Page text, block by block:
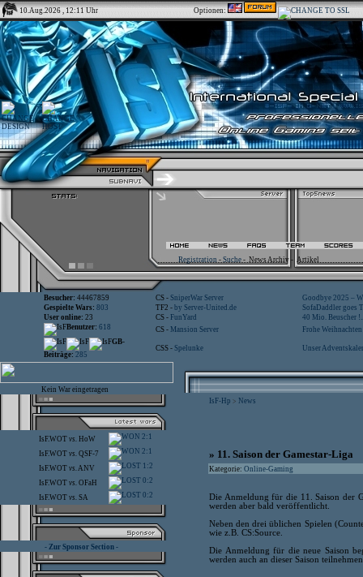
10.Aug.2026 , 12:11 Uhr Optionen:
Registration - Suche - News Archiv - Artikel
Besucher: 44467859 CS - SniperWar Server
Goodbye 2025 –
Gespielte Wars: 803 TF2 - by Server-United.de
SofaDaddler goes
User online: 23 CS - FunYard
40 Mio. Beuscher
Benutzer: 618 CS - Mansion Server
Frohe
GB-
Beiträge: 285
CSS - Spelunke Unser
Kein War eingetragen
IsF.WOT vs. HoW 2:1
IsF.WOT vs. QSF-7 2:1
IsF.WOT vs.ANV 1:2
IsF.WOT vs. OFaH 0:2
IsF.WOT vs. SA 0:2
- Zur Sponsor Section -
IsF-Hp > News
» 11. Saison der Gamestar-Liga
Kategorie: Online-Gaming
Die Anmeldung für die 11. Saison der
werden aber bald veröffentlicht.
Neben den drei üblichen Spielen
wie z.B. CS:Source.
Die Anmeldung für die neue Saison
werden auch an dieser Saison